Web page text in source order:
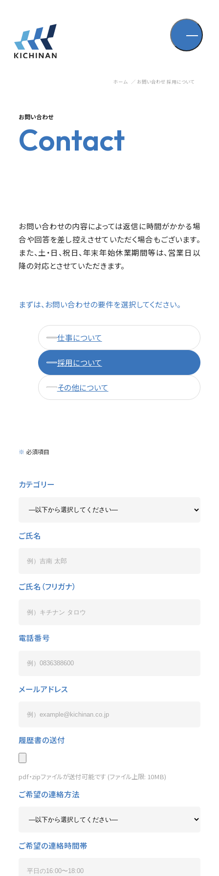
ホーム お問い合わせ 採用について
お問い合わせ
Contact
お問い合わせの内容によっては返信に時間がかかる場
合や回答を差し控えさせていただく場合もございます。
また、土・日、祝日、年末年始休業期間等は、営業日以
降の対応とさせていただきます。
まずは、お問い合わせの要件を選択してください。
仕事について
採用について
その他について
※ 必須項目
カテゴリー
ご氏名
ご氏名（フリガナ）
電話番号
メールアドレス
履歴書の送付
pdf・zipファイルが送付可能です (ファイル上限: 10MB)
ご希望の連絡方法
ご希望の連絡時間帯